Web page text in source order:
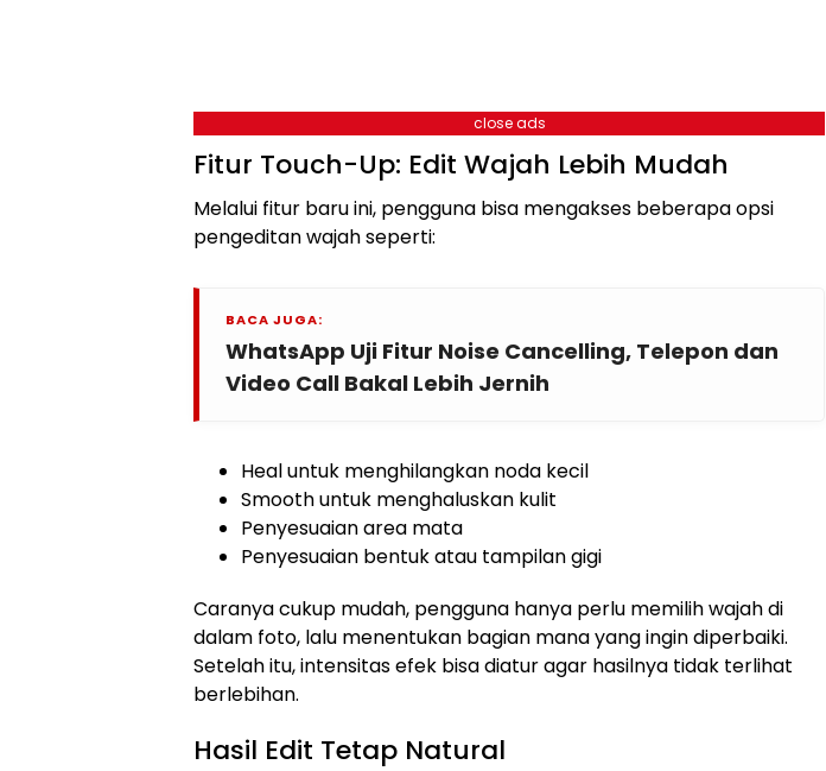
close ads
Fitur Touch-Up: Edit Wajah Lebih Mudah
Melalui fitur baru ini, pengguna bisa mengakses beberapa opsi
pengeditan wajah seperti:
BACA JUGA:
WhatsApp Uji Fitur Noise Cancelling, Telepon dan
Video Call Bakal Lebih Jernih
Heal untuk menghilangkan noda kecil
Smooth untuk menghaluskan kulit
Penyesuaian area mata
Penyesuaian bentuk atau tampilan gigi
Caranya cukup mudah, pengguna hanya perlu memilih wajah di
dalam foto, lalu menentukan bagian mana yang ingin diperbaiki.
Setelah itu, intensitas efek bisa diatur agar hasilnya tidak terlihat
berlebihan.
Hasil Edit Tetap Natural